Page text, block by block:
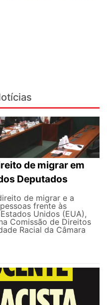
de migrar em
Deputados
de migrar e a
frente às
Unidos (EUA),
Comissão de Direitos
Racial da Câmara